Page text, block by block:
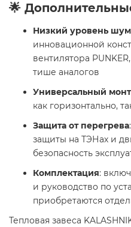
🌟
Низкий уровень
инновационной
вентилятора
тише аналогов
Универсальный
как горизонтально,
Защита от перегрева
защиты на ТЭНах и
безопасность
Комплектация:
и руководство по
приобретаются
Тепловая завеса